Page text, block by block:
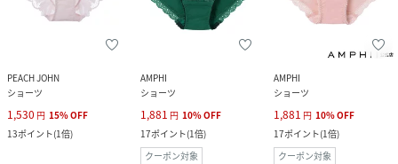
PEACH JOHN
ショーツ
1,530 円 15%OFF
13ポイント(1倍)
AMPHI
ショーツ
1,881 円 10%OFF
17ポイント(1倍)
クーポン対象
AMPHI
ショーツ
1,881 円 10%OFF
17ポイント(1倍)
クーポン対象